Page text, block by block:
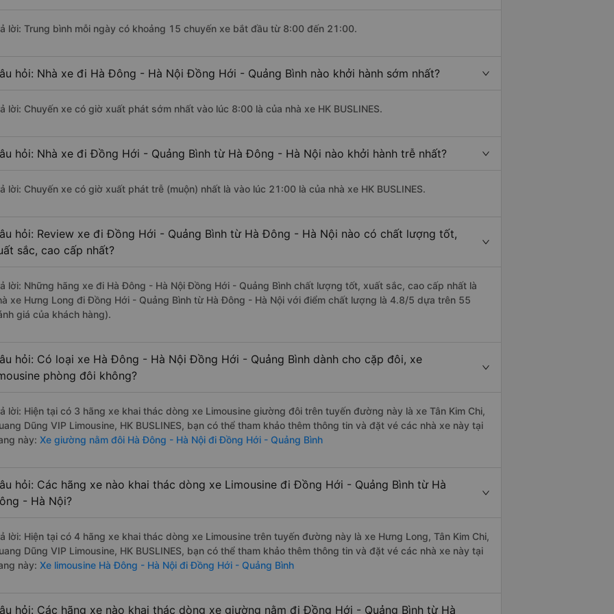
lời: Trung bình mỗi ngày có khoảng 15 chuyến xe bắt đầu từ 8:00 đến 21:00.
hỏi: Nhà xe đi Hà Đông - Hà Nội Đồng Hới - Quảng Bình nào khởi hành sớm nhất?
lời: Chuyến xe có giờ xuất phát sớm nhất vào lúc 8:00 là của nhà xe HK BUSLINES.
hỏi: Nhà xe đi Đồng Hới - Quảng Bình từ Hà Đông - Hà Nội nào khởi hành trễ nhất?
lời: Chuyến xe có giờ xuất phát trễ (muộn) nhất là vào lúc 21:00 là của nhà xe HK BUSLINES.
hỏi: Review xe đi Đồng Hới - Quảng Bình từ Hà Đông - Hà Nội nào có chất lượng tốt,
sắc, cao cấp nhất?
lời: Những hãng xe đi Hà Đông - Hà Nội Đồng Hới - Quảng Bình chất lượng tốt, xuất sắc, cao cấp nhất là
xe Hưng Long đi Đồng Hới - Quảng Bình từ Hà Đông - Hà Nội với điểm chất lượng là 4.8/5 dựa trên 55
giá của khách hàng).
hỏi: Có loại xe Hà Đông - Hà Nội Đồng Hới - Quảng Bình dành cho cặp đôi, xe
phòng đôi không?
lời: Hiện tại có 3 hãng xe khai thác dòng xe Limousine giường đôi trên tuyến đường này là xe Tân Kim Chi,
Dũng VIP Limousine, HK BUSLINES, bạn có thể tham khảo thêm thông tin và đặt vé các nhà xe này tại
này: Xe giường nằm đôi Hà Đông - Hà Nội đi Đồng Hới - Quảng Bình
hỏi: Các hãng xe nào khai thác dòng xe Limousine đi Đồng Hới - Quảng Bình từ Hà
- Hà Nội?
lời: Hiện tại có 4 hãng xe khai thác dòng xe Limousine trên tuyến đường này là xe Hưng Long, Tân Kim Chi,
Dũng VIP Limousine, HK BUSLINES, bạn có thể tham khảo thêm thông tin và đặt vé các nhà xe này tại
này: Xe limousine Hà Đông - Hà Nội đi Đồng Hới - Quảng Bình
hỏi: Các hãng xe nào khai thác dòng xe giường nằm đi Đồng Hới - Quảng Bình từ Hà